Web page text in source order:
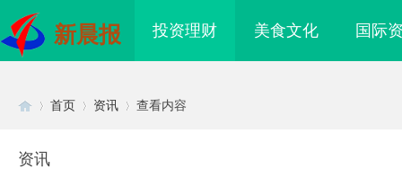
新晨报 投资理财 美食文化 国际
首页 资讯 查看内容
资讯